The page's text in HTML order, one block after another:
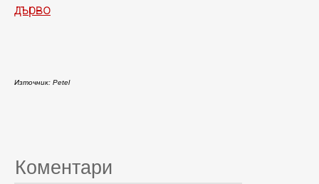
дървo
Източник: Petel
Коментари